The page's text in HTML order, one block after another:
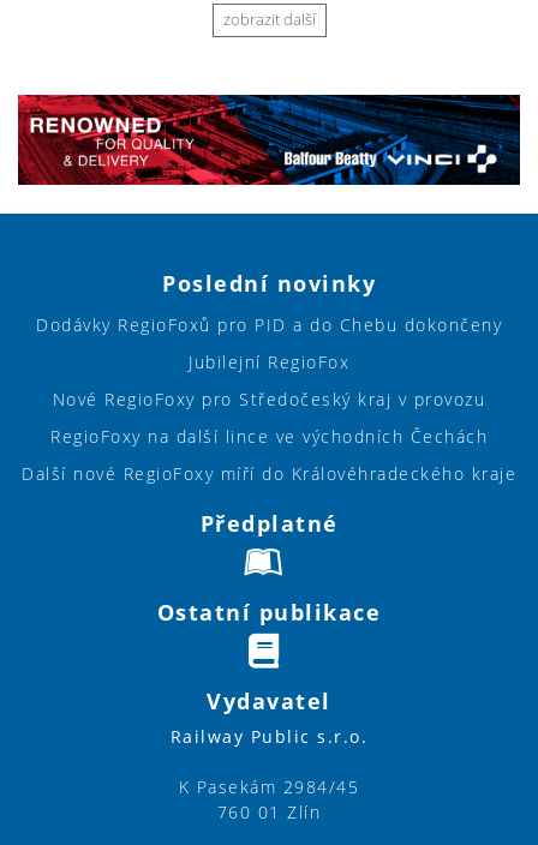
zobrazit další
Poslední novinky
Dodávky RegioFoxů pro PID a do Chebu dokončeny
Jubilejní RegioFox
Nové RegioFoxy pro Středočeský kraj v provozu
RegioFoxy na další lince ve východních Čechách
Další nové RegioFoxy míří do Královéhradeckého kraje
Předplatné
Ostatní publikace
Vydavatel
Railway Public s.r.o.
K Pasekám 2984/45
760 01 Zlín